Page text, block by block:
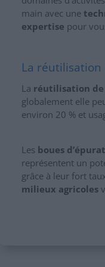
main avec une
expertise pour
La réutilisation
La réutilisation de
globalement elle
environ 20 % et
Les boues
représentent un
grâce à leur fort
milieux agricoles